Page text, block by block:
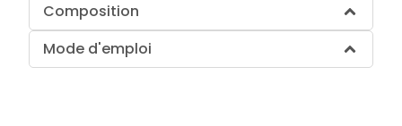
Composition
Mode d'emploi